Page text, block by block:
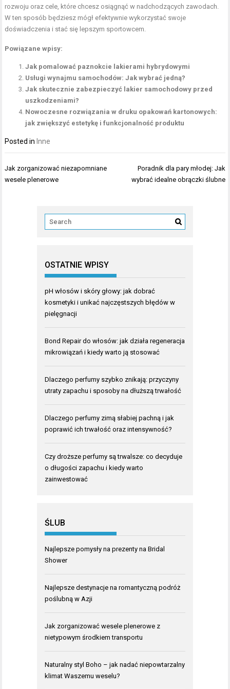
rozwoju oraz cele, które chcesz osiągnąć w nadchodzących zawodach.
W ten sposób będziesz mógł efektywnie wykorzystać swoje
doświadczenia i stać się lepszym sportowcem.
Powiązane wpisy:
Jak pomalować paznokcie lakierami hybrydowymi
Usługi wynajmu samochodów: Jak wybrać jedną?
Jak skutecznie zabezpieczyć lakier samochodowy przed
uszkodzeniami?
Nowoczesne rozwiązania w druku opakowań kartonowych:
jak zwiększyć estetykę i funkcjonalność produktu
Posted in Inne
Nawigacja
wpisu
Jak zorganizować niezapomniane
wesele plenerowe
Poradnik dla pary młodej: Jak
wybrać idealne obrączki ślubne
OSTATNIE WPISY
pH włosów i skóry głowy: jak dobrać
kosmetyki i unikać najczęstszych błędów w
pielęgnacji
Bond Repair do włosów: jak działa regeneracja
mikrowiązań i kiedy warto ją stosować
Dlaczego perfumy szybko znikają: przyczyny
utraty zapachu i sposoby na dłuższą trwałość
Dlaczego perfumy zimą słabiej pachną i jak
poprawić ich trwałość oraz intensywność?
Czy droższe perfumy są trwalsze: co decyduje
o długości zapachu i kiedy warto
zainwestować
ŚLUB
Najlepsze pomysły na prezenty na Bridal
Shower
Najlepsze destynacje na romantyczną podróż
poślubną w Azji
Jak zorganizować wesele plenerowe z
nietypowym środkiem transportu
Naturalny styl Boho – jak nadać niepowtarzalny
klimat Waszemu weselu?